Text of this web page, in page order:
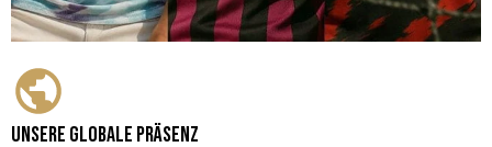
Unsere globale Präsenz